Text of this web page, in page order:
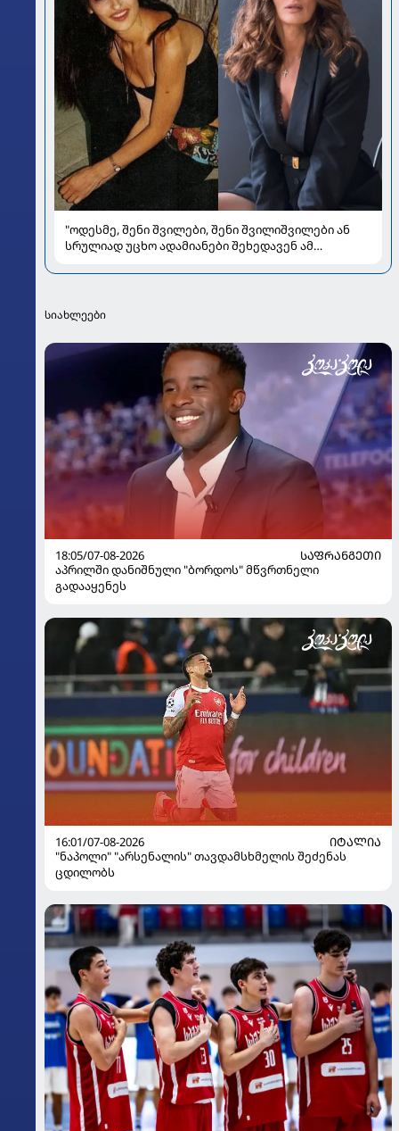
"ოდესმე, შენი შვილები, შენი შვილიშვილები ან
სრულიად უცხო ადამიანები შეხედავენ ამ
ყიფშიძეზე
სიახლეები
18:05/07-08-2026
ᲡᲐᲤᲠᲐᲜᲒᲔᲗᲘ
აპრილში დანიშნული "ბორდოს" მწვრთნელი
გადააყენეს
16:01/07-08-2026
ᲘᲢᲐᲚᲘᲐ
"ნაპოლი" "არსენალის" თავდამსხმელის შეძენას
ცდილობს